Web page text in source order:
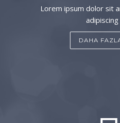
Lorem ipsum dolor sit
DAHA